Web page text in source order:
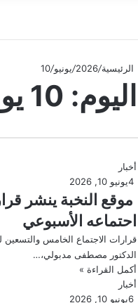
الرئيسية/
2026
/يونيو/
10
اليوم: 10 يونيو، 2026
أخبار
يونيو 10, 2026
موقع النخبة ينشر
احتماعه الأسبوعي
قرارات الاجتماع الخامس
الدكتور مصطفى مدبولي،…
أكمل القراءة »
أخبار
يونيو 10, 2026